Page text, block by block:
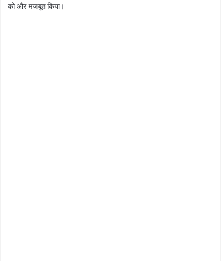
l
को और मजबूत किया।